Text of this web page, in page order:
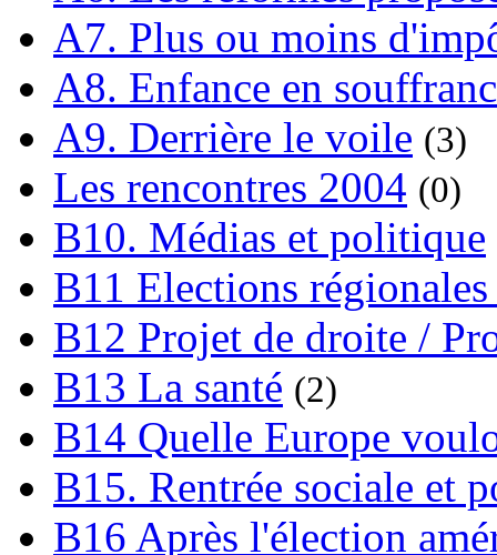
A7. Plus ou moins
A8. Enfance en
A9. Derrière le voile (3)
Les rencontres 2004 (0)
B10. Médias et politique
B11 Elections régionales
B12 Projet de droite /
B13 La santé (2)
B14 Quelle Europe
B15. Rentrée sociale et
B16 Après l'élection